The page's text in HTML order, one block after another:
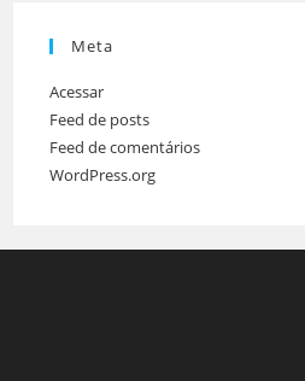
Meta
Acessar
Feed de posts
Feed de comentários
WordPress.org